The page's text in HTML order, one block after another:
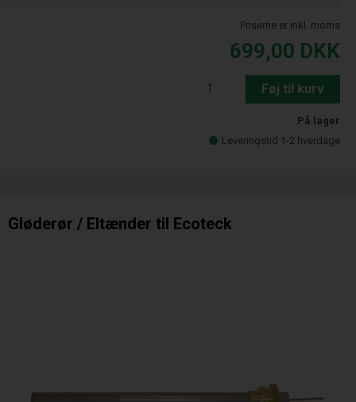
Priserne er inkl. moms
699,00 DKK
Føj til kurv
På lager
Leveringstid 1-2 hverdage
Gløderør / Eltænder til Ecoteck